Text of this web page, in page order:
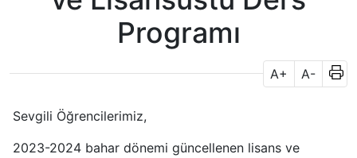
Programı
A+ A-
Sevgili Öğrencilerimiz,
2023-2024 bahar dönemi güncellenen lisans ve